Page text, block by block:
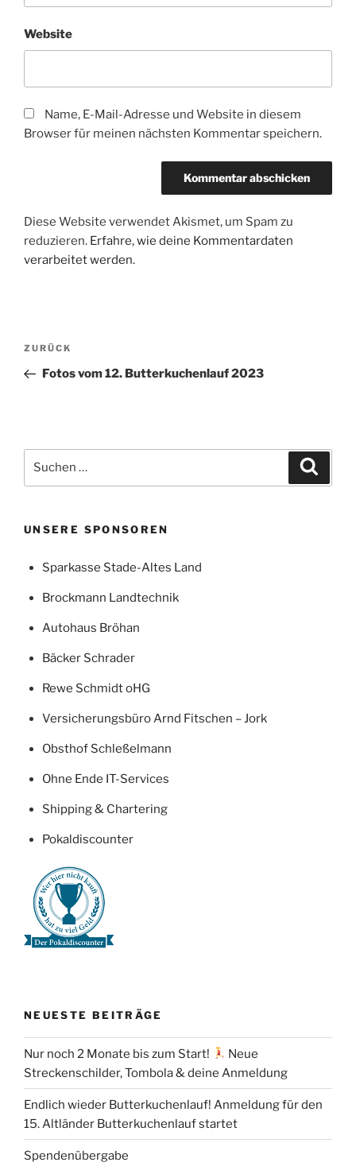
Website
Name, E-Mail-Adresse und Website in diesem
Browser für meinen nächsten Kommentar speichern.
Diese Website verwendet Akismet, um Spam zu
reduzieren. Erfahre, wie deine Kommentardaten
verarbeitet werden.
Beitragsnavigation
Vorheriger
Beitrag
ZURÜCK
Fotos vom 12. Butterkuchenlauf 2023
nach:
UNSERE SPONSOREN
Sparkasse Stade-Altes Land
Brockmann Landtechnik
Autohaus Bröhan
Bäcker Schrader
Rewe Schmidt oHG
Versicherungsbüro Arnd Fitschen – Jork
Obsthof Schleßelmann
Ohne Ende IT-Services
Shipping & Chartering
Pokaldiscounter
NEUESTE BEITRÄGE
Nur noch 2 Monate bis zum Start!
Neue
Streckenschilder, Tombola & deine Anmeldung
Endlich wieder Butterkuchenlauf! Anmeldung für den
15. Altländer Butterkuchenlauf startet
Spendenübergabe